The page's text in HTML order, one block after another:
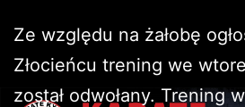
Ze względu na żałobę
Złocieńcu trening we
został odwołany. Trening